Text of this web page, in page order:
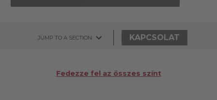
JUMP TO A SECTION KAPCSOLAT
Fedezze fel az összes színt